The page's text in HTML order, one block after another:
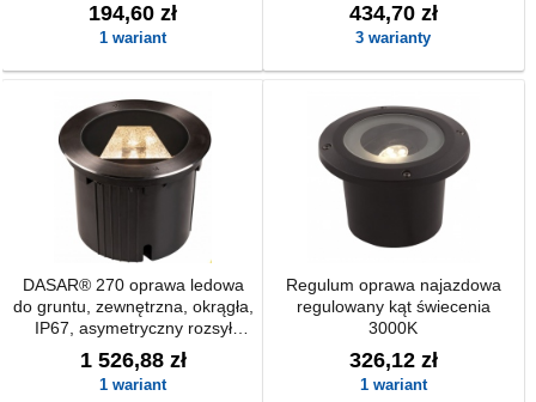
194,60 zł
1 wariant
434,70 zł
3 warianty
DASAR® 270 oprawa ledowa
do gruntu, zewnętrzna, okrągła,
IP67, asymetryczny rozsył
światła
1 526,88 zł
1 wariant
Regulum oprawa najazdowa
regulowany kąt świecenia
3000K
326,12 zł
1 wariant